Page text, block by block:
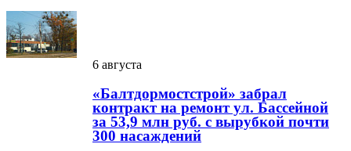
6 августа
«Балтдормостстрой» забрал
контракт на ремонт ул. Бассейной
за 53,9 млн руб. с вырубкой почти
300 насаждений